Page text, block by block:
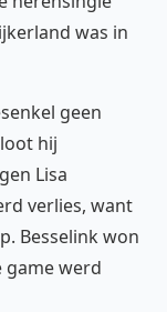
was in
geen
hij
Lisa
verlies, want
Besselink won
game werd